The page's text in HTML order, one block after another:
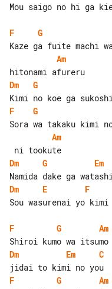
Mou saigo no hi ga
F G
Am
Dm
G
F
G
Am
Dm
G Em
Dm
E F
Sou wasurenai yo kimi
F G
Am
Dm
Em
C
F
G
Am